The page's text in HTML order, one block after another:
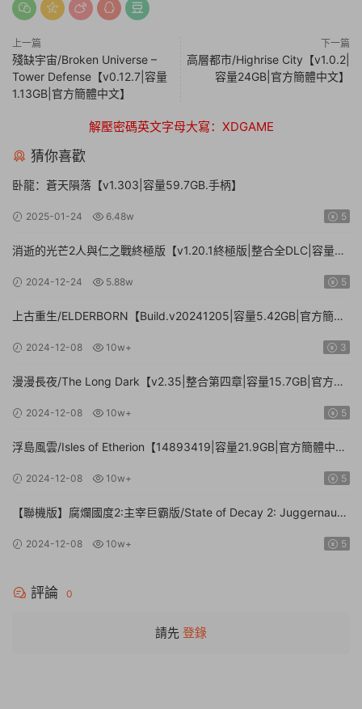
上一篇
殘缺宇宙/Broken Universe –
Tower Defense【v0.12.7|容量
1.13GB|官方簡體中文】
下一篇
高層都市/Highrise City【v1.0.2|
容量24GB|官方簡體中文】
解壓密碼英文字母大寫：XDGAME
猜你喜歡
卧龍：蒼天隕落【v1.303|容量59.7GB.手柄】
2025-01-24 6.48w 5
消逝的光芒2人與仁之戰終極版【v1.20.1終極版|整合全DLC|容量
2024-12-24 5.88w 5
上古重生/ELDERBORN【Build.v20241205|容量5.42GB|官方簡體
2024-12-08 10w+ 3
漫漫長夜/The Long Dark【v2.35|整合第四章|容量15.7GB|官方簡
2024-12-08 10w+ 5
浮島風雲/Isles of Etherion【14893419|容量21.9GB|官方簡體中
2024-12-08 10w+ 5
【聯機版】腐爛國度2:主宰巨霸版/State of Decay 2: Juggernaut
2024-12-08 10w+ 5
評論 0
請先 登錄